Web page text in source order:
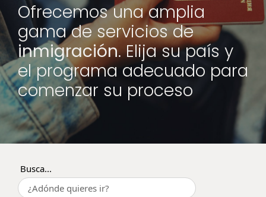
Ofrecemos una amplia
gama de servicios de
inmigración. Elija su país y
el programa adecuado para
comenzar su proceso
Busca...